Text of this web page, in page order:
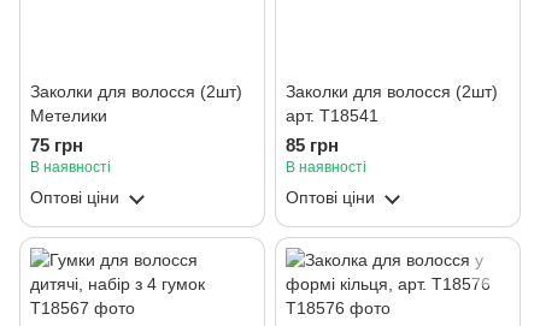
Заколки для волосся (2шт)
Метелики
75 грн
В наявності
Оптові ціни
Заколки для волосся (2шт)
арт. T18541
85 грн
В наявності
Оптові ціни